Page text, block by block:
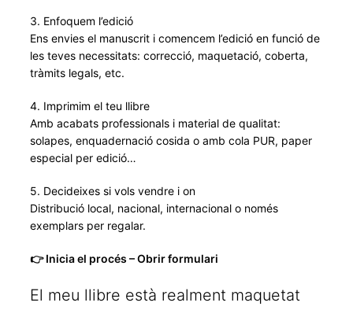
3. Enfoquem l’edició
Ens envies el manuscrit i comencem l’edició en funció de
les teves necessitats: correcció, maquetació, coberta,
tràmits legals, etc.
4. Imprimim el teu llibre
Amb acabats professionals i material de qualitat:
solapes, enquadernació cosida o amb cola PUR, paper
especial per edició…
5. Decideixes si vols vendre i on
Distribució local, nacional, internacional o només
exemplars per regalar.
👉 Inicia el procés – Obrir formulari
El meu llibre està realment maquetat